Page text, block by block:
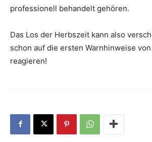
professionell ­behandelt gehören.
Das Los der Herbszeit kann also
schon auf die ersten Warnhinweise
­reagieren!